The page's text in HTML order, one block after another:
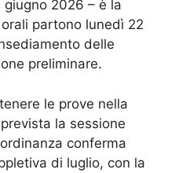
2026 – è la
partono lunedì 22
delle
preliminare.
le prove nella
la sessione
conferma
di luglio, con la